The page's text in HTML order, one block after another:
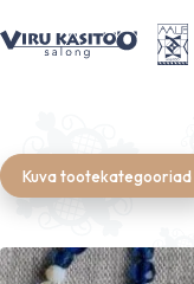
Kuva tootekategooriad